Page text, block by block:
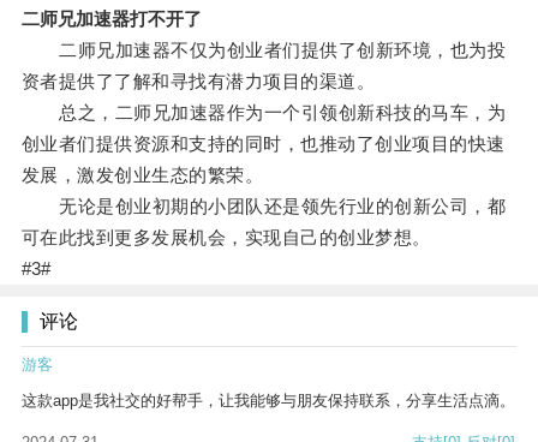
二师兄加速器打不开了
二师兄加速器不仅为创业者们提供了创新环境，也为投
资者提供了了解和寻找有潜力项目的渠道。
总之，二师兄加速器作为一个引领创新科技的马车，为
创业者们提供资源和支持的同时，也推动了创业项目的快速
发展，激发创业生态的繁荣。
无论是创业初期的小团队还是领先行业的创新公司，都
可在此找到更多发展机会，实现自己的创业梦想。
#3#
评论
游客
这款app是我社交的好帮手，让我能够与朋友保持联系，分享生活点滴。